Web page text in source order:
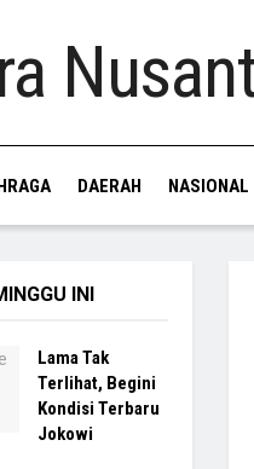
DAERAH NASIONAL
INI
Lama Tak
Terlihat, Begini
Kondisi Terbaru
Jokowi